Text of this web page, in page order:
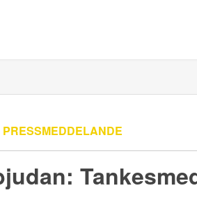
PRESSMEDDELANDE